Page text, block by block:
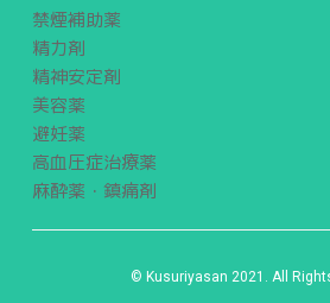
禁煙補助薬
精力剤
精神安定剤
美容薬
避妊薬
高血圧症治療薬
麻酔薬・鎮痛剤
© Kusuriyasan 2021. All